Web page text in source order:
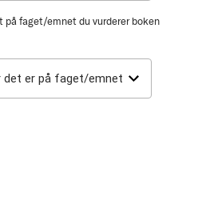
på faget/emnet du vurderer boken